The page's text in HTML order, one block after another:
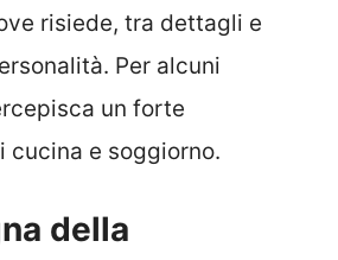
risiede, tra dettagli e
Per alcuni
un forte
cucina e soggiorno.
della